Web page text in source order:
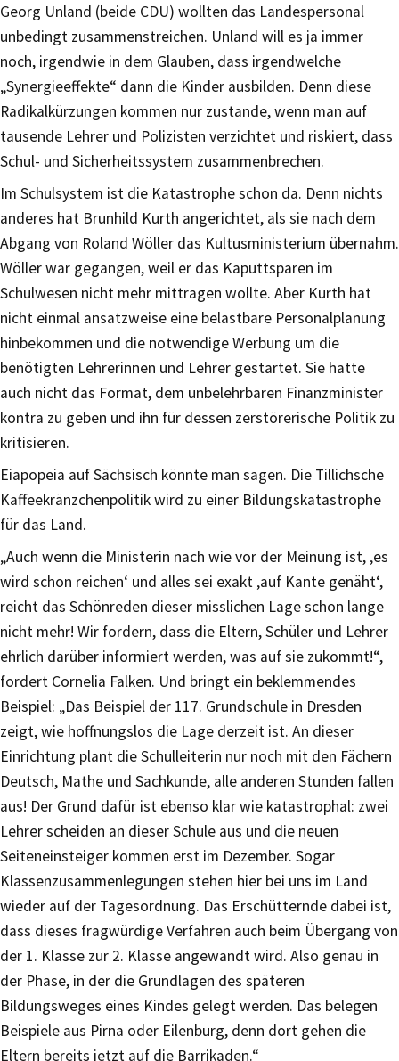
Georg Unland (beide CDU) wollten das Landespersonal
unbedingt zusammenstreichen. Unland will es ja immer
noch, irgendwie in dem Glauben, dass irgendwelche
„Synergieeffekte“ dann die Kinder ausbilden. Denn diese
Radikalkürzungen kommen nur zustande, wenn man auf
tausende Lehrer und Polizisten verzichtet und riskiert, dass
Schul- und Sicherheitssystem zusammenbrechen.
Im Schulsystem ist die Katastrophe schon da. Denn nichts
anderes hat Brunhild Kurth angerichtet, als sie nach dem
Abgang von Roland Wöller das Kultusministerium übernahm.
Wöller war gegangen, weil er das Kaputtsparen im
Schulwesen nicht mehr mittragen wollte. Aber Kurth hat
nicht einmal ansatzweise eine belastbare Personalplanung
hinbekommen und die notwendige Werbung um die
benötigten Lehrerinnen und Lehrer gestartet. Sie hatte
auch nicht das Format, dem unbelehrbaren Finanzminister
kontra zu geben und ihn für dessen zerstörerische Politik zu
kritisieren.
Eiapopeia auf Sächsisch könnte man sagen. Die Tillichsche
Kaffeekränzchenpolitik wird zu einer Bildungskatastrophe
für das Land.
„Auch wenn die Ministerin nach wie vor der Meinung ist, ‚es
wird schon reichen‘ und alles sei exakt ‚auf Kante genäht‘,
reicht das Schönreden dieser misslichen Lage schon lange
nicht mehr! Wir fordern, dass die Eltern, Schüler und Lehrer
ehrlich darüber informiert werden, was auf sie zukommt!“,
fordert Cornelia Falken. Und bringt ein beklemmendes
Beispiel: „Das Beispiel der 117. Grundschule in Dresden
zeigt, wie hoffnungslos die Lage derzeit ist. An dieser
Einrichtung plant die Schulleiterin nur noch mit den Fächern
Deutsch, Mathe und Sachkunde, alle anderen Stunden fallen
aus! Der Grund dafür ist ebenso klar wie katastrophal: zwei
Lehrer scheiden an dieser Schule aus und die neuen
Seiteneinsteiger kommen erst im Dezember. Sogar
Klassenzusammenlegungen stehen hier bei uns im Land
wieder auf der Tagesordnung. Das Erschütternde dabei ist,
dass dieses fragwürdige Verfahren auch beim Übergang von
der 1. Klasse zur 2. Klasse angewandt wird. Also genau in
der Phase, in der die Grundlagen des späteren
Bildungsweges eines Kindes gelegt werden. Das belegen
Beispiele aus Pirna oder Eilenburg, denn dort gehen die
Eltern bereits jetzt auf die Barrikaden.“